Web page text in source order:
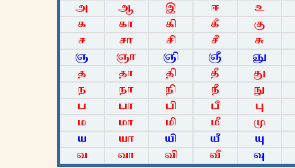
அ ஆ இ ஈ உ
க
கா கி கீ கு
ச
சா சி சீ சு
ஞ
ஞா ஞி ஞீ ஞு
த
தா தி தீ து
ந
நா நி நீ நு
ப
பா பி பீ பு
ம
மா மி மீ மு
ய
யா யி யீ யு
வ
வா வி வீ வு